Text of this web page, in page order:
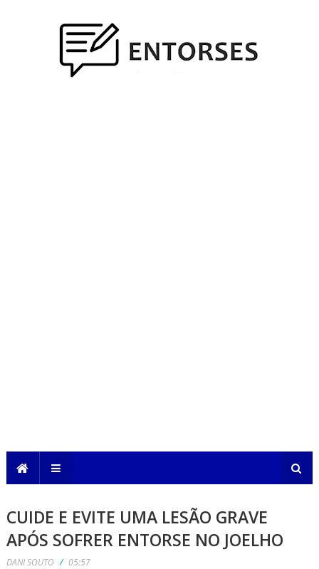
CUIDE E EVITE UMA LESÃO GRAVE
APÓS SOFRER ENTORSE NO JOELHO
DANI SOUTO / 05:57